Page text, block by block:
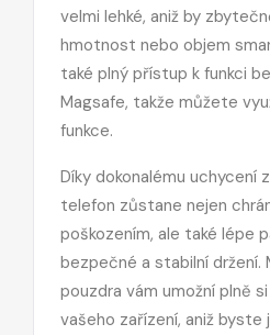
velmi lehké, aniž by
hmotnost nebo objem
také plný přístup k funkci
Magsafe, takže můžete
funkce.
Díky dokonalému uchycení
telefon zůstane nejen
poškozením, ale také lépe
bezpečné a stabilní držení.
pouzdra vám umožní plně
vašeho zařízení, aniž byste